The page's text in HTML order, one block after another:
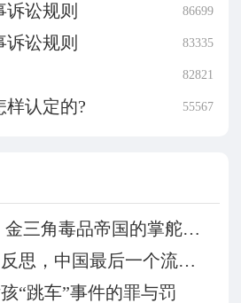
诉讼规则 86699
诉讼规则 83335
82821
样认定的? 55567
角毒品帝国的掌舵人——坤沙
中国最后一个流氓罪——牛玉强
“跳车”事件的罪与罚